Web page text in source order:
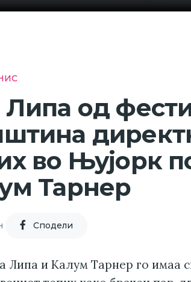
од
во Њујорк
Тарнер
Cподели
Липа и Калум Тарнер го имаа